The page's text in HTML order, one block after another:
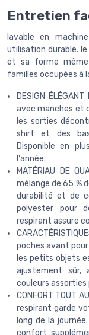
Entretien
lavable en
utilisation durable.
et sa forme même
familles occupées à
DESIGN
avec manches et
les sorties
shirt et des
Disponible en
l'année.
MATÉRIAU DE
mélange de 65 %
durabilité et de
polyester pour
respirant assure
poches avant
les petits objets
ajustement sûr,
couleurs
CONFORT TOUT
respirant garde
long de la